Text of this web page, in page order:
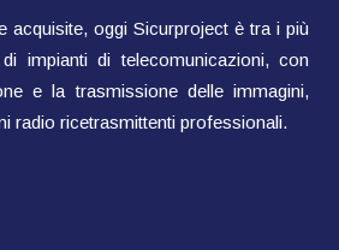
acquisite, oggi Sicurproject è tra i più
impianti di telecomunicazioni, con
e la trasmissione delle immagini,
radio ricetrasmittenti professionali.